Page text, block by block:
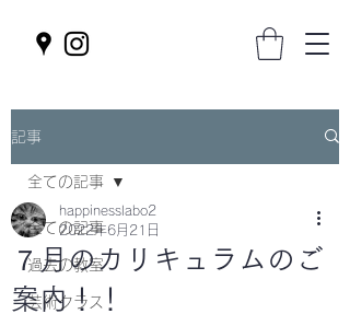
記事
全ての記事
過去の教室
芸術クラス
全ての記事
７月のカリキュラムのご
案内！！
happinesslabo2
2022年6月21日